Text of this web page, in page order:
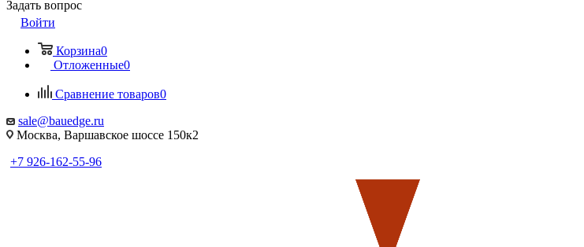
Задать вопрос
Войти
Корзина0
Отложенные0
Сравнение товаров0
sale@bauedge.ru
Москва, Варшавское шоссе 150к2
+7 926-162-55-96